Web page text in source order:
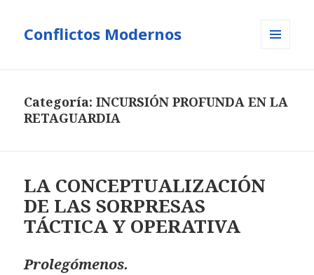
Conflictos Modernos
Categoría:INCURSIÓN PROFUNDA EN LA
RETAGUARDIA
LA CONCEPTUALIZACIÓN
DE LAS SORPRESAS
TÁCTICA Y OPERATIVA
Prolegómenos.